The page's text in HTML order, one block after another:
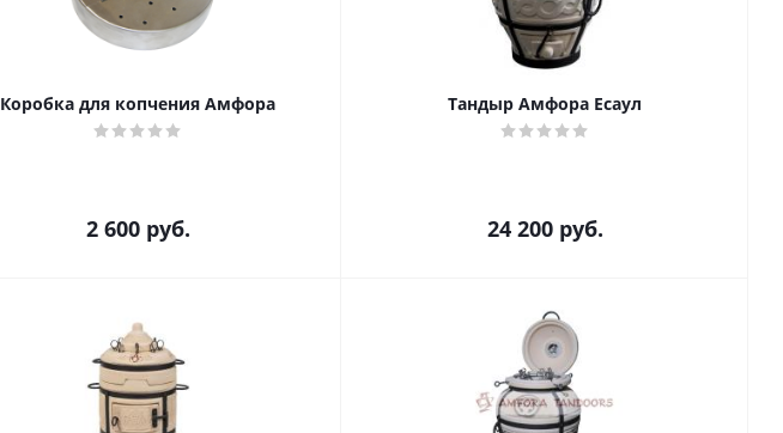
Коробка для копчения Амфора
2 600руб.
Тандыр Амфора Есаул
24 200руб.